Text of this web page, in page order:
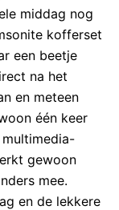
middag nog
kofferset
een beetje
na het
en meteen
één keer
gewoon
mee.
en de lekkere